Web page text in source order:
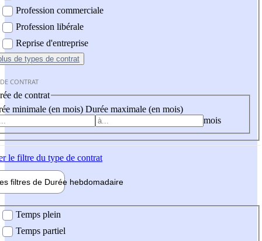
Profession commerciale
Profession libérale
Reprise d'entreprise
de types de contrat
CONTRAT
de contrat
minimale (en mois) Durée maximale (en mois)
mois
le filtre du type de contrat
filtres de Durée hebdomadaire
Temps plein
Temps partiel